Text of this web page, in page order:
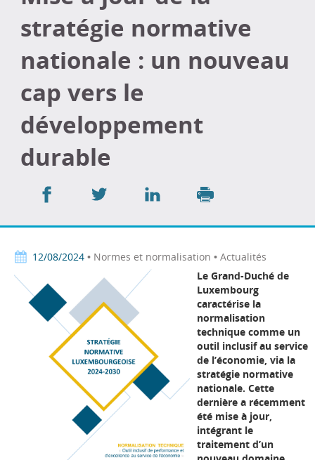
stratégie normative
nationale : un nouveau
cap vers le
développement
durable
Partager
Partager
Partager
12/08/2024 • Normes et normalisation • Actualités
Le Grand-Duché de
Luxembourg
caractérise la
normalisation
technique comme un
outil inclusif au service
de l’économie, via la
stratégie normative
nationale. Cette
dernière a récemment
été mise à jour,
intégrant le
traitement d’un